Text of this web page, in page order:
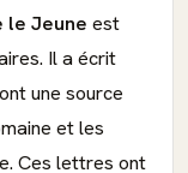
le Jeune est
Il a écrit
une source
et les
Ces lettres ont